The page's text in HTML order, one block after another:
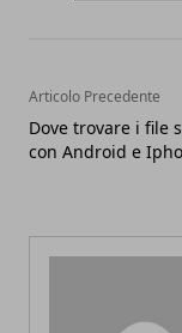
Articolo Precedente
Dove trovare i file
con Android e